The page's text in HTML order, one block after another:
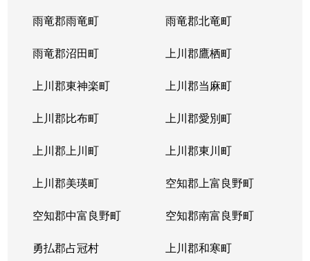
雨竜郡雨竜町 雨竜郡北竜町
雨竜郡沼田町 上川郡鷹栖町
上川郡東神楽町 上川郡当麻町
上川郡比布町 上川郡愛別町
上川郡上川町 上川郡東川町
上川郡美瑛町 空知郡上富良野町
空知郡中富良野町 空知郡南富良野町
勇払郡占冠村 上川郡和寒町